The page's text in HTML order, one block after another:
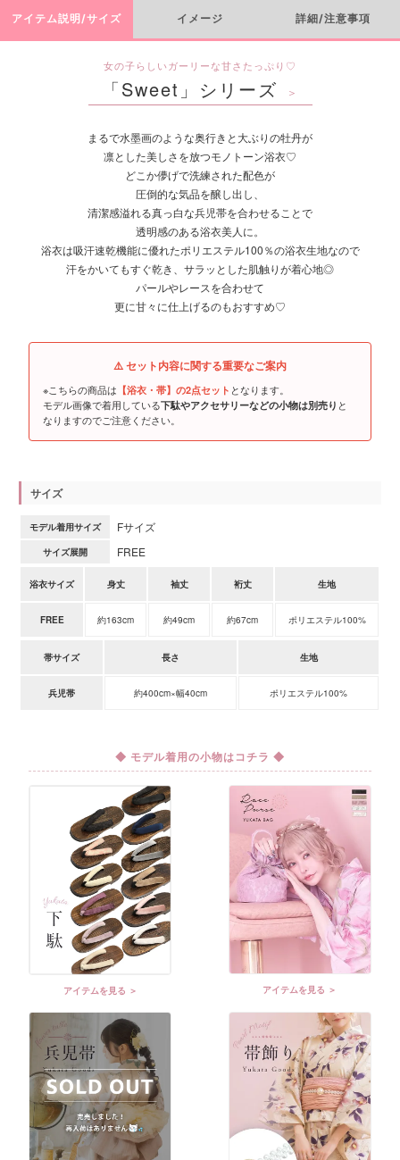
アイテム説明/サイズ イメージ 詳細/注意事項
女の子らしいガーリーな甘さたっぷり♡
「Sweet」シリーズ ＞
まるで水墨画のような奥行きと大ぶりの牡丹が
凛とした美しさを放つモノトーン浴衣♡
どこか儚げで洗練された配色が
圧倒的な気品を醸し出し、
清潔感溢れる真っ白な兵児帯を合わせることで
透明感のある浴衣美人に。
浴衣は吸汗速乾機能に優れたポリエステル100％の浴衣生地なので
汗をかいてもすぐ乾き、サラッとした肌触りが着心地◎
パールやレースを合わせて
更に甘々に仕上げるのもおすすめ♡
⚠️ セット内容に関する重要なご案内
※こちらの商品は 【浴衣・帯】の2点セット となります。
モデル画像で着用している下駄やアクセサリーなどの小物は別売り と
なりますのでご注意ください。
サイズ
モデル着用サイズ Fサイズ
サイズ展開 FREE
浴衣サイズ 身丈 袖丈 裄丈 生地
FREE 約163cm 約49cm 約67cm ポリエステル100%
帯サイズ 長さ 生地
兵児帯 約400cm×幅40cm ポリエステル100%
◆ モデル着用の小物はコチラ ◆
アイテムを見る ＞ アイテムを見る ＞